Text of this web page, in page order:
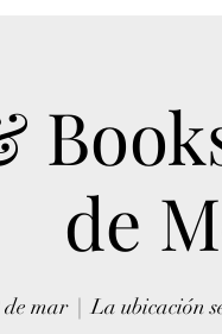
de
de mar
  |
La ubicación